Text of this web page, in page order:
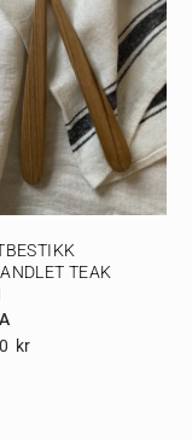
TEAK
Kr